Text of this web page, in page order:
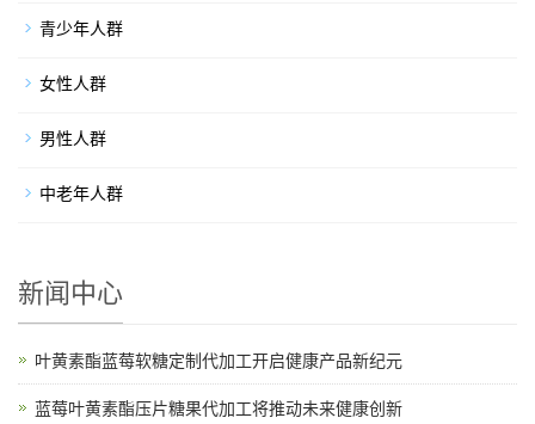
青少年人群
女性人群
男性人群
中老年人群
新闻中心
叶黄素酯蓝莓软糖定制代加工开启健康产品新纪元
蓝莓叶黄素酯压片糖果代加工将推动未来健康创新